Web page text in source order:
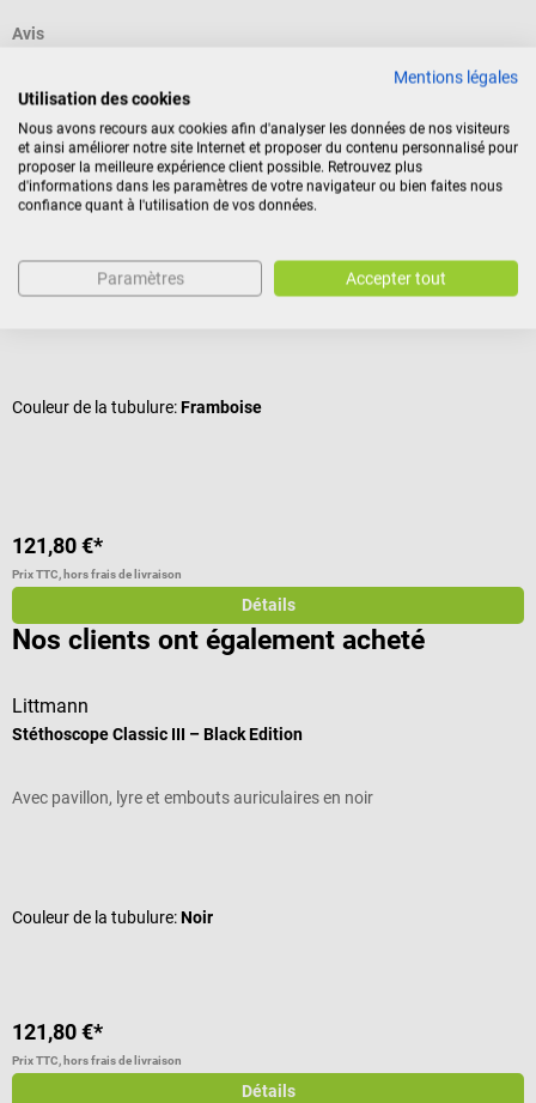
Avis
Accessoires
Littmann
Avec pavillon coloré finition Rainbow
Couleur de la tubulure:Framboise
121,80 €*
Prix TTC, hors frais de livraison
Détails
Nos clients ont également acheté
Littmann
Stéthoscope Classic III – Black Edition
Avec pavillon, lyre et embouts auriculaires en noir
Couleur de la tubulure:Noir
121,80 €*
Prix TTC, hors frais de livraison
Détails
Mentions légales
Utilisation des cookies
Nous avons recours aux cookies afin d'analyser les données de nos visiteurs
et ainsi améliorer notre site Internet et proposer du contenu personnalisé pour
proposer la meilleure expérience client possible. Retrouvez plus
d'informations dans les paramètres de votre navigateur ou bien faites nous
confiance quant à l'utilisation de vos données.
Paramètres Accepter tout